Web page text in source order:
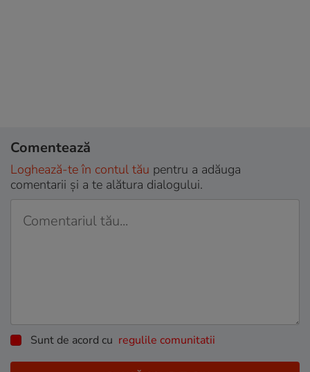
Comentează
Loghează-te în contul tău pentru a adăuga
comentarii și a te alătura dialogului.
Sunt de acord cu regulile comunitatii